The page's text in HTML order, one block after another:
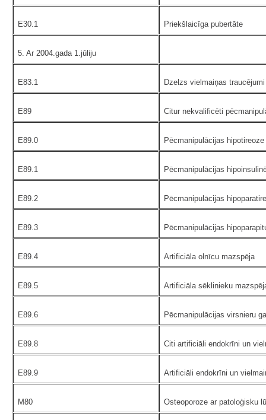
E30.1 Priekšlaicīga pubertāte
5. Ar 2004.gada 1.jūliju
E83.1 Dzelzs vielmaiņas traucējumi
E89 Citur nekvalificēti
E89.0 Pēcmanipulācijas hipotireoze
E89.1 Pēcmanipulācijas
E89.2 Pēcmanipulācijas
E89.3 Pēcmanipulācijas
E89.4 Artificiāla olnīcu mazspēja
E89.5 Artificiāla sēklinieku
E89.6 Pēcmanipulācijas virsnieru
E89.8 Citi artificiāli endokrīni un
E89.9 Artificiāli endokrīni un
M80 Osteoporoze ar patoloģisku